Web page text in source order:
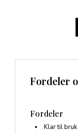
Fordeler
Fordeler
Klar til